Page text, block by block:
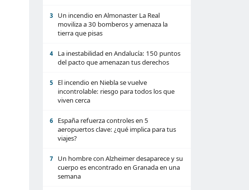
3
Un incendio en Almonaster La Real
moviliza a 30 bomberos y amenaza la
tierra que pisas
4
La inestabilidad en Andalucía: 150 puntos
del pacto que amenazan tus derechos
5
El incendio en Niebla se vuelve
incontrolable: riesgo para todos los que
viven cerca
6
España refuerza controles en 5
aeropuertos clave: ¿qué implica para tus
viajes?
7
Un hombre con Alzheimer desaparece y su
cuerpo es encontrado en Granada en una
semana